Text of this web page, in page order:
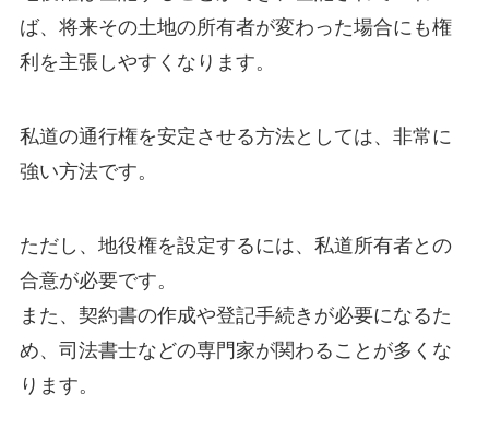
ば、将来その土地の所有者が変わった場合にも権
利を主張しやすくなります。
私道の通行権を安定させる方法としては、非常に
強い方法です。
ただし、地役権を設定するには、私道所有者との
合意が必要です。
また、契約書の作成や登記手続きが必要になるた
め、司法書士などの専門家が関わることが多くな
ります。